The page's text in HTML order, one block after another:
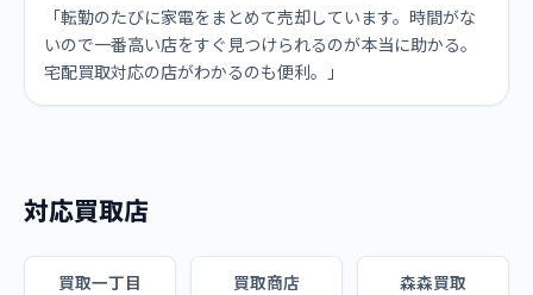
「転勤のたびに家電をまとめて売却しています。時間がな
いので一番高い店をすぐ見つけられるのが本当に助かる。
宅配買取対応の店がわかるのも便利。」
対応買取店
買取一丁目 買取商店 森森買取